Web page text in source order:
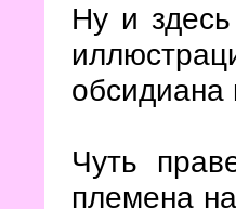
Ну и
обсидиана
Чуть
племена